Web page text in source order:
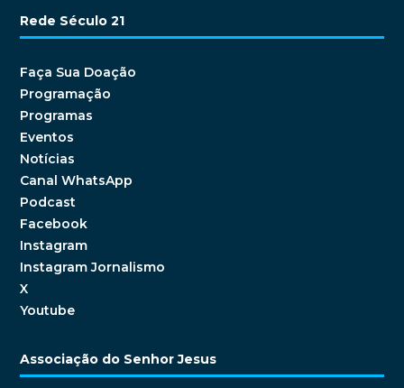
Rede Século 21
Faça Sua Doação
Programação
Programas
Eventos
Notícias
Canal WhatsApp
Podcast
Facebook
Instagram
Instagram Jornalismo
X
Youtube
Associação do Senhor Jesus